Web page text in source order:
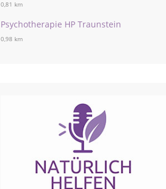
0,81 km
Psychotherapie HP Traunstein
0,98 km